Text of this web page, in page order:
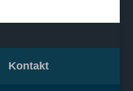
Kontakt